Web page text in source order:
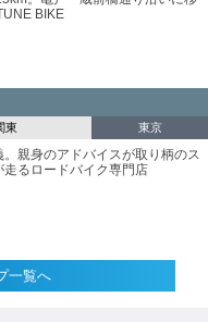
BIKE
東 東京
。親身のアドバイスが取り柄のス
走るロードバイク専門店
一覧へ